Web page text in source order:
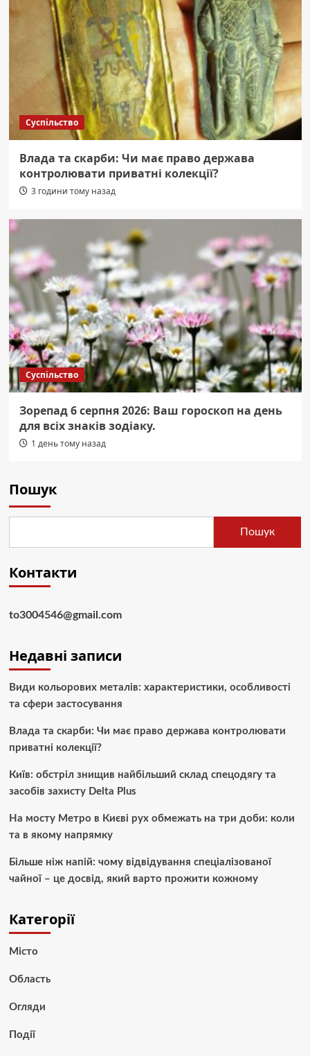
Суспільство
Влада та скарби: Чи має право держава
контролювати приватні колекції?
3 години тому назад
Суспільство
Зорепад 6 серпня 2026: Ваш гороскоп на день
для всіх знаків зодіаку.
1 день тому назад
Пошук
Пошук
Контакти
to3004546@gmail.com
Недавні записи
Види кольорових металів: характеристики, особливості
та сфери застосування
Влада та скарби: Чи має право держава контролювати
приватні колекції?
Київ: обстріл знищив найбільший склад спецодягу та
засобів захисту Delta Plus
На мосту Метро в Києві рух обмежать на три доби: коли
та в якому напрямку
Більше ніж напій: чому відвідування спеціалізованої
чайної – це досвід, який варто прожити кожному
Категорії
Місто
Область
Огляди
Події